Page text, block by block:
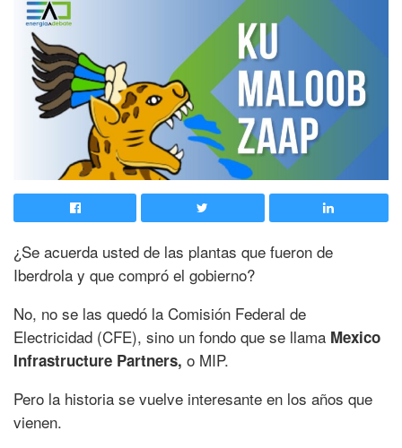
¿Se acuerda usted de las plantas que fueron de
Iberdrola y que compró el gobierno?
No, no se las quedó la Comisión Federal de
Electricidad (CFE), sino un fondo que se llama Mexico
Infrastructure Partners, o MIP.
Pero la historia se vuelve interesante en los años que
vienen.